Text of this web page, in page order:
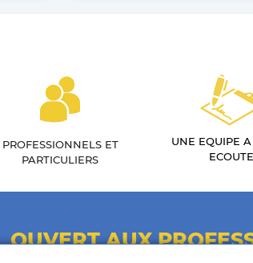
PROFESSIONNELS ET
PARTICULIERS
UNE EQUIPE A
ECOUTE
OUVERT AUX